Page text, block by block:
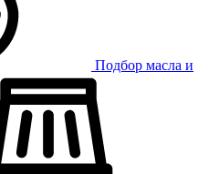
Подбор масла и